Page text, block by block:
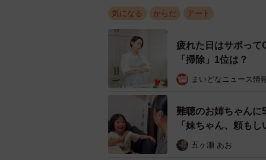
気になる からだ アート
疲れた日はサボっ
「掃除」1位は？
まいどなニュース情
難聴のお姉ちゃん
「妹ちゃん、頼も
五ヶ瀬 あお